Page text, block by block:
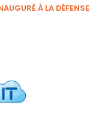
À LA DÉFENSE